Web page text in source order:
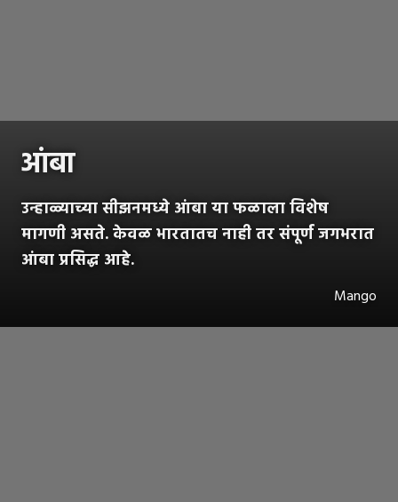
आंबा
उन्हाळ्याच्या सीझनमध्ये आंबा या फळाला विशेष
मागणी असते. केवळ भारतातच नाही तर संपूर्ण जगभरात
आंबा प्रसिद्ध आहे.
Mango